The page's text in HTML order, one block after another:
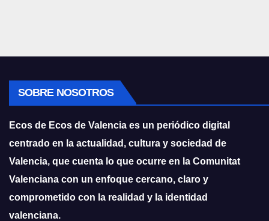
SOBRE NOSOTROS
Ecos de Ecos de Valencia es un periódico digital
centrado en la actualidad, cultura y sociedad de
Valencia, que cuenta lo que ocurre en la Comunitat
Valenciana con un enfoque cercano, claro y
comprometido con la realidad y la identidad
valenciana.